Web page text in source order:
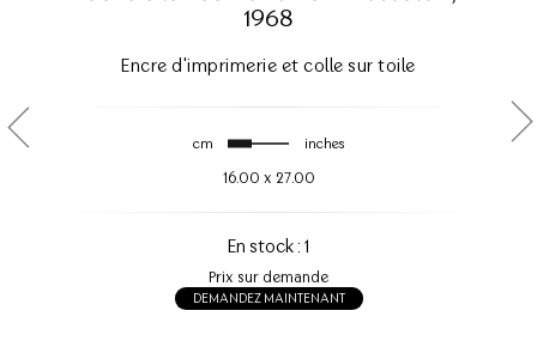
1968
Encre d'imprimerie et colle sur toile
cm inches
16.00 x 27.00
En stock : 1
Prix sur demande
DEMANDEZ MAINTENANT